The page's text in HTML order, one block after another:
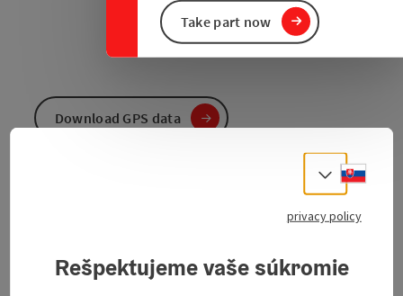
Take part now
Download GPS data
To the website
Select
privacy policy
Rešpektujeme vaše súkromie